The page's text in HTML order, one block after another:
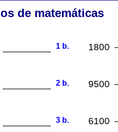
de matemáticas
1 b. 1800
2 b. 9500
3 b. 6100